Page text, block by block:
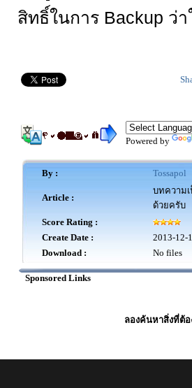
สิทธิ์ในการ Backup ว่
Powered by
By : Tossapol
Article :
บทความ
ด้วยครับ
Score Rating :
Create Date :
2013-12-
Download :
No files
Sponsored Links
ลองค้นหาสิ่งที่ต้อ